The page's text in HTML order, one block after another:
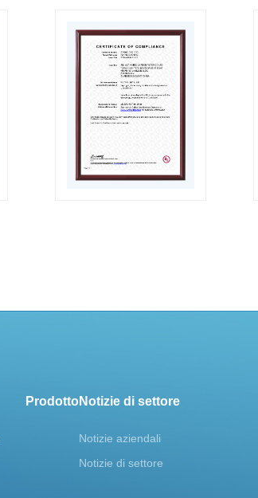
ProdottoNotizie di settore
Notizie aziendali
Notizie di settore